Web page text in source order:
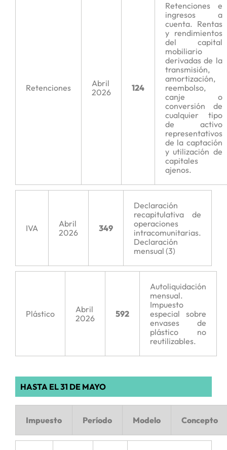
Retenciones
Abril
2026
124
Retenciones e
ingresos a
cuenta. Rentas
y rendimientos
del capital
mobiliario
derivadas de la
transmisión,
amortización,
reembolso,
canje o
conversión de
cualquier tipo
de activo
representativos
de la captación
y utilización de
capitales
ajenos.
IVA
Abril
2026
349
Declaración
recapitulativa de
operaciones
intracomunitarias.
Declaración
mensual (3)
Plástico
Abril
2026
592
Autoliquidación
mensual.
Impuesto
especial sobre
envases de
plástico no
reutilizables.
HASTA EL 31 DE MAYO
Impuesto Período Modelo Concepto